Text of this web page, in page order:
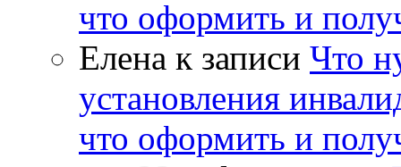
что оформить и
Елена к записи Что
установления
что оформить и